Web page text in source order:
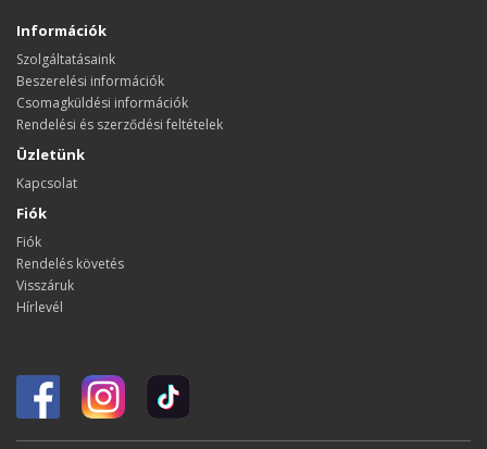
Információk
Szolgáltatásaink
Beszerelési információk
Csomagküldési információk
Rendelési és szerződési feltételek
Üzletünk
Kapcsolat
Fiók
Fiók
Rendelés követés
Visszáruk
Hírlevél